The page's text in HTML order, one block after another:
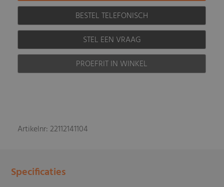
BESTEL TELEFONISCH
STEL EEN VRAAG
PROEFRIT IN WINKEL
Artikelnr: 22112141104
Specificaties